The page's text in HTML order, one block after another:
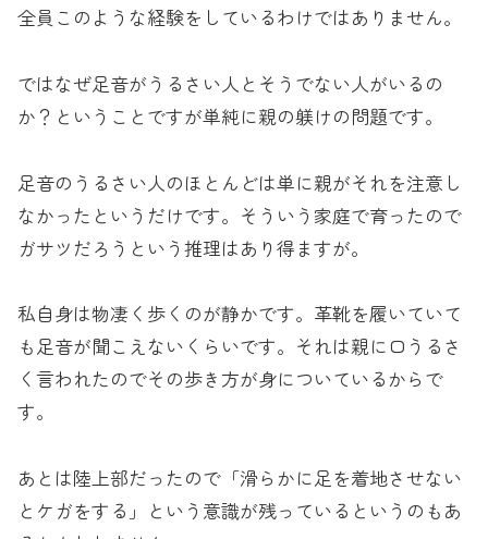
全員このような経験をしているわけではありません。
ではなぜ足音がうるさい人とそうでない人がいるの
か？ということですが単純に親の躾けの問題です。
足音のうるさい人のほとんどは単に親がそれを注意し
なかったというだけです。そういう家庭で育ったので
ガサツだろうという推理はあり得ますが。
私自身は物凄く歩くのが静かです。革靴を履いていて
も足音が聞こえないくらいです。それは親に口うるさ
く言われたのでその歩き方が身についているからで
す。
あとは陸上部だったので「滑らかに足を着地させない
とケガをする」という意識が残っているというのもあ